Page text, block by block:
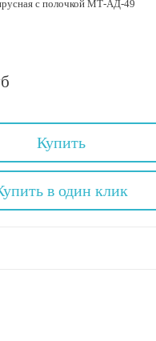
с полочкой МТ-АД-49
Купить
в один клик